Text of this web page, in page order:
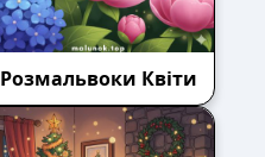
Розмальвоки Квіти